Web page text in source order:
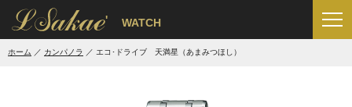
' WATCH
ホーム カンパノラ エコ･ドライブ 天満星（あまみつほし）